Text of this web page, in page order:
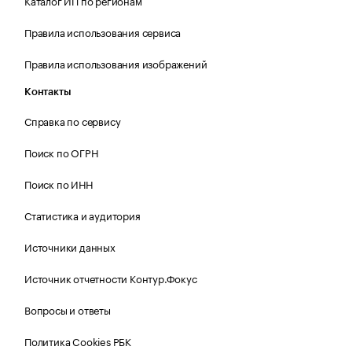
Правила использования сервиса
Правила использования изображений
Контакты
Справка по сервису
Поиск по ОГРН
Поиск по ИНН
Статистика и аудитория
Источники данных
Источник отчетности Контур.Фокус
Вопросы и ответы
Политика Cookies РБК